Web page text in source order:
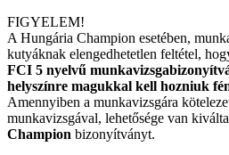
FIGYELEM!
A Hungária Champion esetében,
kutyáknak elengedhetetlen feltétel,
FCI 5 nyelvű
helyszínre magukkal kell hozniuk
Amennyiben a munkavizsgára
munkavizsgával, lehetősége van
Champion bizonyítványt.